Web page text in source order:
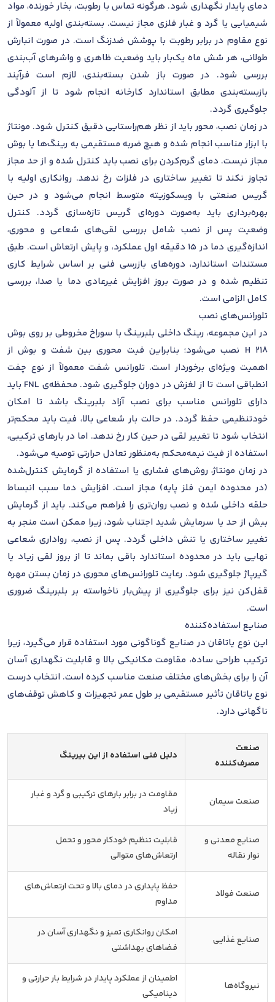
دمای پایدار نگهداری شود. هرگونه تماس با رطوبت، بخار خورنده، مواد
شیمیایی یا گرد و غبار فلزی مجاز نیست. بسته‌بندی اولیه معمولاً از
نوع مقاوم در برابر رطوبت با پوشش ضدزنگ است. در صورت انبارش
طولانی، هر شش ماه یک‌بار باید وضعیت ظاهری و واشرهای آب‌بندی
بررسی شود. در صورت باز شدن بسته‌بندی، لازم است فرآیند
بازبسته‌بندی مطابق استاندارد کارخانه انجام شود تا از آلودگی
جلوگیری گردد.
در زمان نصب، محور باید از نظر هم‌راستایی دقیق کنترل شود. مونتاژ
با ابزار مناسب انجام شده و هیچ ضربه مستقیمی به رینگ‌ها یا بوش
مجاز نیست. دمای گرم‌کردن برای نصب باید کنترل شده و از حد مجاز
تجاوز نکند تا تغییر ساختاری در فلزات رخ ندهد. روانکاری اولیه با
گریس صنعتی با ویسکوزیته متوسط انجام می‌شود و در حین
بهره‌برداری باید به‌صورت دوره‌ای گریس تازه‌سازی گردد. کنترل
وضعیت پس از نصب شامل بررسی لقی‌های شعاعی و محوری،
اندازه‌گیری دما در ۱۵ دقیقه اول عملکرد، و پایش ارتعاش است. طبق
مستندات استاندارد، دوره‌های بازرسی فنی بر اساس شرایط کاری
تنظیم شده و در صورت بروز افزایش غیرعادی دما یا صدا، بررسی
کامل الزامی است.
تلورانس‌های نصب
در این مجموعه، رینگ داخلی بلبرینگ با سوراخ مخروطی بر روی بوش
H 218 نصب می‌شود؛ بنابراین فیت محوری بین شفت و بوش از
اهمیت ویژه‌ای برخوردار است. تلورانس شفت معمولاً از نوع چفت
انطباقی است تا از لغزش در دوران جلوگیری شود. محفظه‌ی FNL باید
دارای تلورانس مناسب برای نصب آزاد بلبرینگ باشد تا امکان
خودتنظیمی حفظ گردد. در حالت بار شعاعی بالا، فیت باید محکم‌تر
انتخاب شود تا تغییر لقی در حین کار رخ ندهد. اما در بارهای ترکیبی،
استفاده از فیت نیمه‌محکم به‌منظور تعادل حرارتی توصیه می‌شود.
در زمان مونتاژ، روش‌های فشاری یا استفاده از گرمایش کنترل‌شده
(در محدوده ایمن فلز پایه) مجاز است. افزایش دما سبب انبساط
حلقه داخلی شده و نصب روان‌تری را فراهم می‌کند. باید از گرمایش
بیش از حد یا سرمایش شدید اجتناب شود، زیرا ممکن است منجر به
تغییر ساختاری یا تنش داخلی گردد. پس از نصب، رواداری شعاعی
نهایی باید در محدوده استاندارد باقی بماند تا از بروز لقی زیاد یا
گیرپاژ جلوگیری شود. رعایت تلورانس‌های محوری در زمان بستن مهره
قفل‌کن نیز برای جلوگیری از پیش‌بار ناخواسته بر بلبرینگ ضروری
است.
صنایع استفاده‌کننده
این نوع یاتاقان در صنایع گوناگونی مورد استفاده قرار می‌گیرد، زیرا
ترکیب طراحی ساده، مقاومت مکانیکی بالا و قابلیت نگهداری آسان
آن را برای بخش‌های مختلف صنعت مناسب کرده است. انتخاب درست
نوع یاتاقان تأثیر مستقیمی بر طول عمر تجهیزات و کاهش توقف‌های
ناگهانی دارد.
صنعت
مصرف‌کننده
دلیل فنی استفاده از این بیرینگ
صنعت سیمان
مقاومت در برابر بارهای ترکیبی و گرد و غبار
زیاد
صنایع معدنی و
نوار نقاله
قابلیت تنظیم خودکار محور و تحمل
ارتعاش‌های متوالی
صنعت فولاد
حفظ پایداری در دمای بالا و تحت ارتعاش‌های
مداوم
صنایع غذایی
امکان روانکاری تمیز و نگهداری آسان در
فضاهای بهداشتی
نیروگاه‌ها
اطمینان از عملکرد پایدار در شرایط بار حرارتی و
دینامیکی